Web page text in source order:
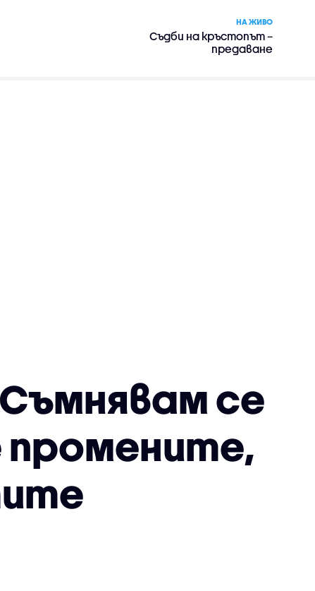
НА ЖИВО
Съдби на кръстопът –
предаване
се